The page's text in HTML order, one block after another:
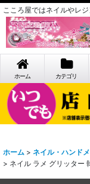
こころ屋ではネイルやレ
ホーム カテゴリ
ホーム > ネイル・ハンド
> ネイル ラメ グリッター